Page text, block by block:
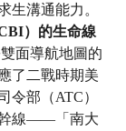
生溝通能力。
）的生命線
面導航地圖的
了二戰時期美
令部（ATC）
線——「南大